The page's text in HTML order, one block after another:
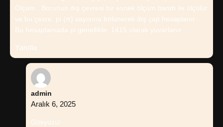
Ölçüm : Borunun dış çevresi bir esnek ölçüm bandı ile ölçülür
ve bu çevre, pi (π) sayısına bölünerek dış çap hesaplanır .
Bu hesaplamada pi genellikle .1415 olarak yuvarlanır .
Yanıtla
admin
Aralık 6, 2025
Gökyüzü!